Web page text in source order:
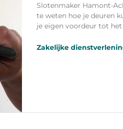
Slotenmaker Hamont-
te weten hoe je deuren
je eigen voordeur tot
Zakelijke